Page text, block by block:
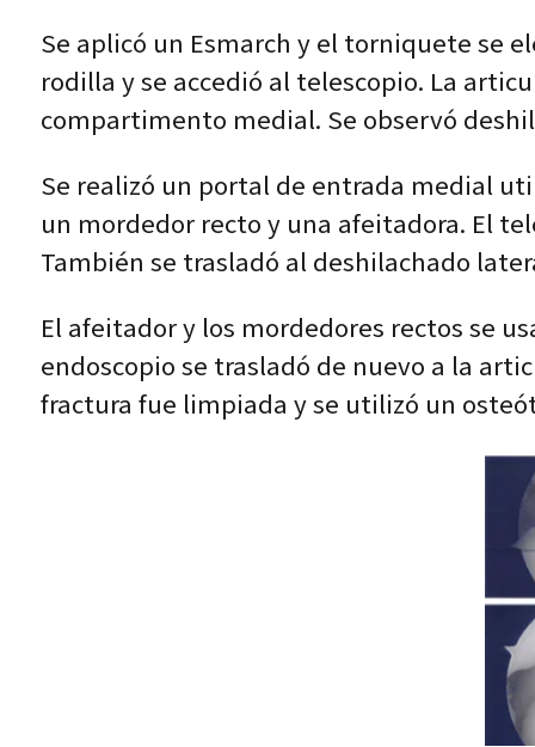
Se aplicó un Esmarch y el torniquete se
rodilla y se accedió al telescopio. La
compartimento medial. Se observó
Se realizó un portal de entrada medial
un mordedor recto y una afeitadora. El
También se trasladó al deshilachado
El afeitador y los mordedores rectos se
endoscopio se trasladó de nuevo a la
fractura fue limpiada y se utilizó un